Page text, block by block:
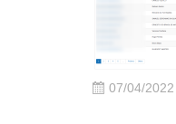
07/04/2022